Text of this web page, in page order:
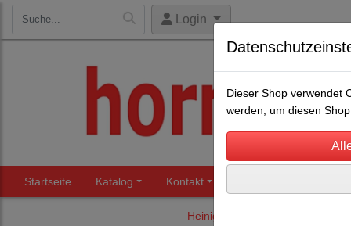
Login
Startseite Katalog Kontakt
Heiniger Schermaschinen und
Dieser Shop verwendet
werden, um diesen